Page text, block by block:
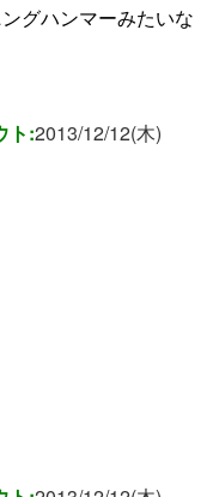
グハンマーみたいな
ト:2013/12/12(木)